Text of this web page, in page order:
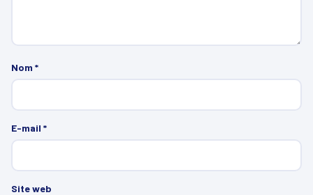
Nom *
E-mail *
Site web